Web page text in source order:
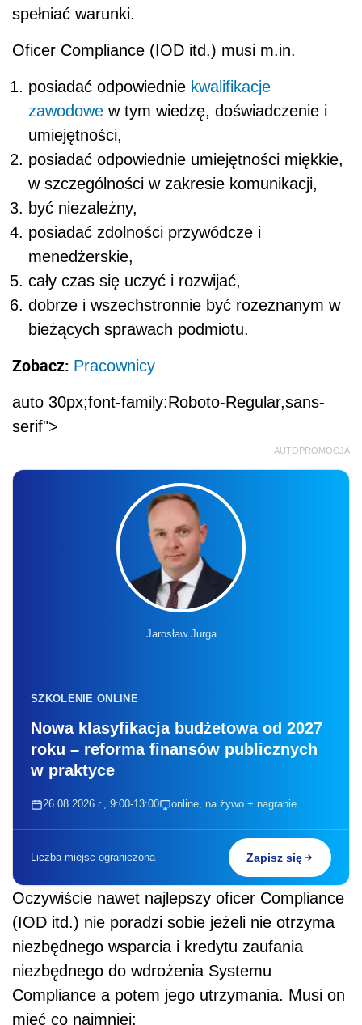
spełniać warunki.
Oficer Compliance (IOD itd.) musi m.in.
posiadać odpowiednie kwalifikacje
zawodowe w tym wiedzę, doświadczenie i
umiejętności,
posiadać odpowiednie umiejętności miękkie,
w szczególności w zakresie komunikacji,
być niezależny,
posiadać zdolności przywódcze i
menedżerskie,
cały czas się uczyć i rozwijać,
dobrze i wszechstronnie być rozeznanym w
bieżących sprawach podmiotu.
Zobacz: Pracownicy
auto 30px;font-family:Roboto-Regular,sans-
serif">
AUTOPROMOCJA
Jarosław Jurga
SZKOLENIE ONLINE
Nowa klasyfikacja budżetowa od 2027
roku – reforma finansów publicznych
w praktyce
26.08.2026 r., 9:00-13:00 online, na żywo + nagranie
Liczba miejsc ograniczona Zapisz się
Oczywiście nawet najlepszy oficer Compliance
(IOD itd.) nie poradzi sobie jeżeli nie otrzyma
niezbędnego wsparcia i kredytu zaufania
niezbędnego do wdrożenia Systemu
Compliance a potem jego utrzymania. Musi on
mieć co najmniej: